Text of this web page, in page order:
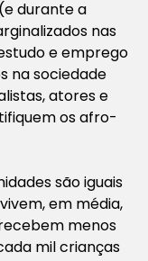
durante a
nas
e emprego
na sociedade
atores e
os afro-
são iguais
em média,
menos
mil crianças